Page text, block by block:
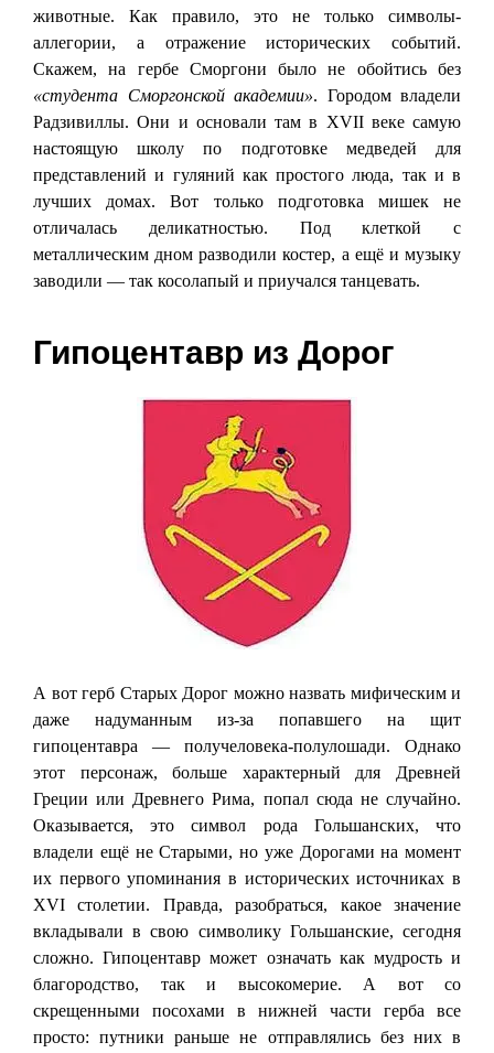
животные. Как правило, это не только символы-
аллегории, а отражение исторических событий.
Скажем, на гербе Сморгони было не обойтись без
«студента Сморгонской академии». Городом владели
Радзивиллы. Они и основали там в XVII веке самую
настоящую школу по подготовке медведей для
представлений и гуляний как простого люда, так и в
лучших домах. Вот только подготовка мишек не
отличалась деликатностью. Под клеткой с
металлическим дном разводили костер, а ещё и музыку
заводили — так косолапый и приучался танцевать.
Гипоцентавр из Дорог
А вот герб Старых Дорог можно назвать мифическим и
даже надуманным из-за попавшего на щит
гипоцентавра — получеловека-полулошади. Однако
этот персонаж, больше характерный для Древней
Греции или Древнего Рима, попал сюда не случайно.
Оказывается, это символ рода Гольшанских, что
владели ещё не Старыми, но уже Дорогами на момент
их первого упоминания в исторических источниках в
XVI столетии. Правда, разобраться, какое значение
вкладывали в свою символику Гольшанские, сегодня
сложно. Гипоцентавр может означать как мудрость и
благородство, так и высокомерие. А вот со
скрещенными посохами в нижней части герба все
просто: путники раньше не отправлялись без них в